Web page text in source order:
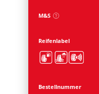
M&S
Reifenlabel
Bestellnummer